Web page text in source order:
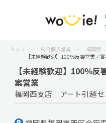
トップ 総合個人営業
福岡県
【未経験歓迎】100％反響営業／
【未経験歓迎】100％
案営業
福岡西支店 アート引越セ